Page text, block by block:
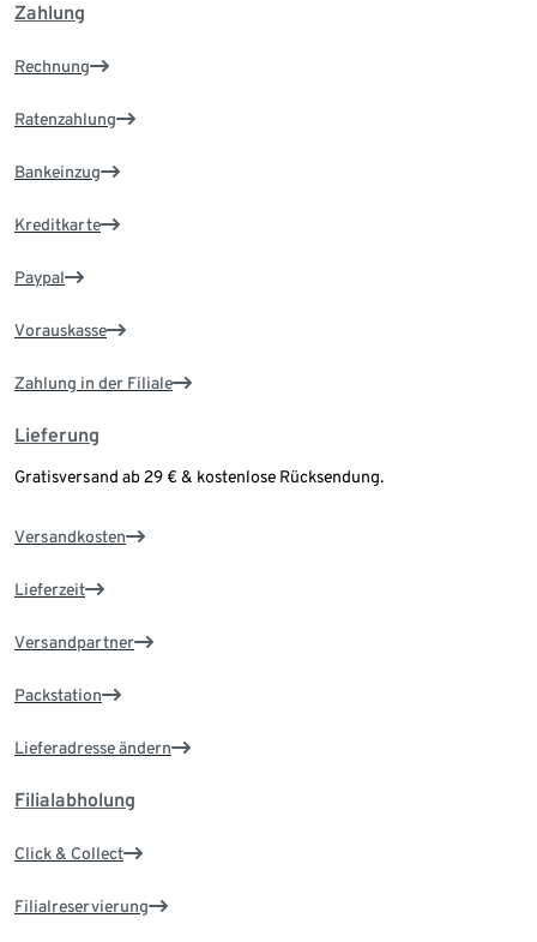
Zahlung
Rechnung
Ratenzahlung
Bankeinzug
Kreditkarte
Paypal
Vorauskasse
Zahlung in der Filiale
Lieferung
Gratisversand ab 29 € & kostenlose Rücksendung.
Versandkosten
Lieferzeit
Versandpartner
Packstation
Lieferadresse ändern
Filialabholung
Click & Collect
Filialreservierung